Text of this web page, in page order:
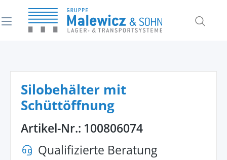
springen
Silobehälter mit
Schüttöffnung
Artikel-Nr.: 100806074
Qualifizierte Beratung